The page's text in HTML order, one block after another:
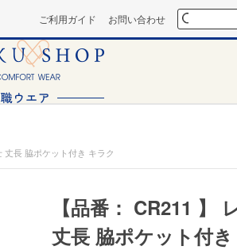
ご利用ガイド お問い合わせ
長 脇ポケット付き キラク
【品番： CR211 】
丈長 脇ポケット付